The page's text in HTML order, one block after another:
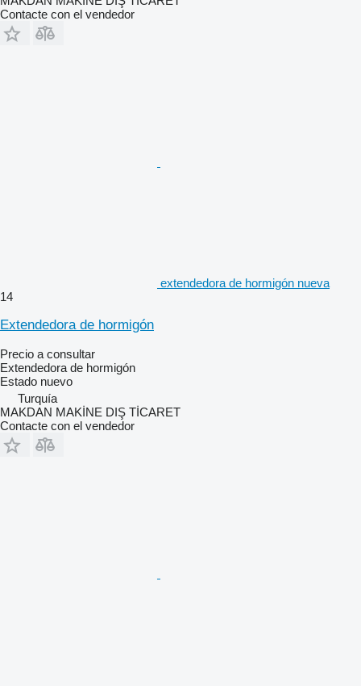
Contacte con el vendedor
extendedora de hormigón nueva
14
Extendedora de hormigón
Precio a consultar
Extendedora de hormigón
Estado nuevo
Turquía
MAKDAN MAKİNE DIŞ TİCARET
Contacte con el vendedor